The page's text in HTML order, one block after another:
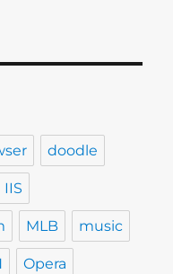
doodle
IIS
MLB music
Opera